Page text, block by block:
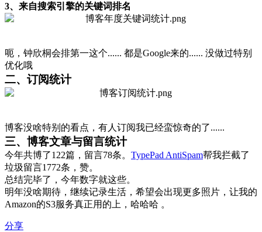
3、来自搜索引擎的关键词排名
呃，钟欣桐会排第一这个...... 都是Google来的...... 没做过特别
优化哦
二、订阅统计
博客没啥特别的看点，有人订阅我已经蛮惊奇的了......
三、博客文章与留言统计
今年共博了122篇，留言78条。 TypePad AntiSpam帮我拦截了
垃圾留言1772条，赞。
总结完毕了，今年数字就这些。
明年没啥期待，继续记录生活，希望会出现更多照片，让我的
Amazon的S3服务真正用的上，哈哈哈 。
分享